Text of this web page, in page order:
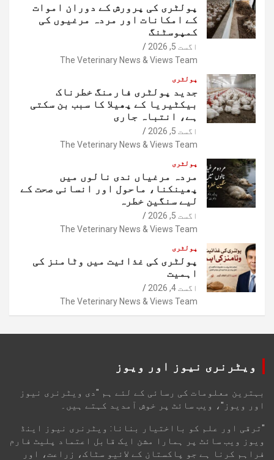
پولٹری کی پرورش کے دوران اموات
کے امکانات اور مردہ مرغیوں کی
کمپوسٹنگ
اگست 5, 2026
The Veterinary News & Views Team
پولٹری
جدید پولٹری فارمنگ خطرناک
بیکٹیریا کے پھیلا کا سبب بن سکتی
ہے، انتباہ جاری
اگست 5, 2026
The Veterinary News & Views Team
پولٹری
مردہ مرغیاں ندی نالوں میں
پھینکنا، ماحول اور انسانی صحت کے
لیے سنگین خطرہ
اگست 5, 2026
The Veterinary News & Views Team
پولٹری
پولٹری کی غذائیت میں وٹامنز کی
اہمیت
اگست 4, 2026
The Veterinary News & Views Team
ویٹرنری نیوز اور ویوز
بہترین معلومات کی رسائی کے لئے ہم "دی ویٹرنری نیوز
اور ویوز"، ویب سائٹ پر خوش آمدید کہتے ہیں۔
"ترقی اور علم کو بااختیار بنانا: ویٹرنری نیوز اینڈ
ویوز ویب سائٹ پر ہمارا مشن ایک قابل اعتماد پلیٹ فارم
فراہم کرنا ہے جو پاکستان کے لائیو سٹاک، زراعت، اور